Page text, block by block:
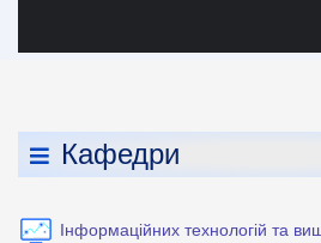
Кафедри
Інформаційних технологій та